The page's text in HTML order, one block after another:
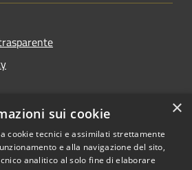
×
sui cookie
cookie tecnici e assimilati strettamente
e alla navigazione del sito,
analitico al solo fine di elaborare